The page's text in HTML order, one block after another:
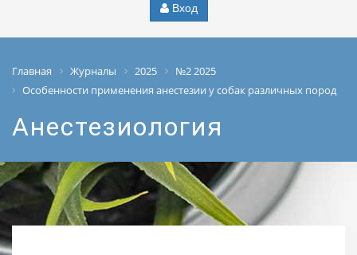
Вход
Главная Журналы 2025
№2 2025
Особенности применения анестезии у собак различных пород
Анестезиология